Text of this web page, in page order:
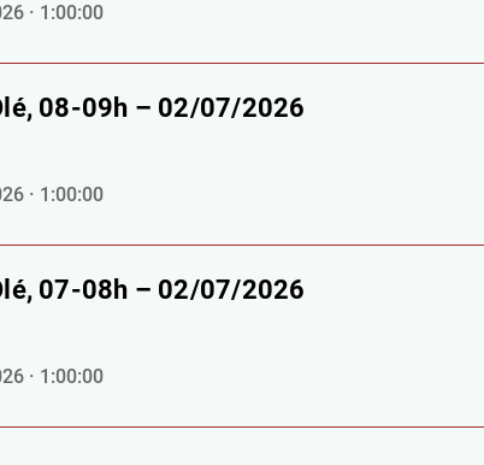
· 1:00:00
08-09h – 02/07/2026
· 1:00:00
07-08h – 02/07/2026
· 1:00:00